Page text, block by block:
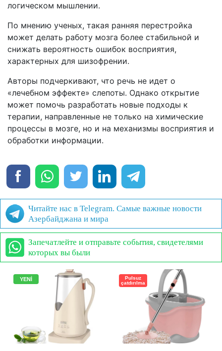
логическом мышлении.
По мнению ученых, такая ранняя перестройка
может делать работу мозга более стабильной и
снижать вероятность ошибок восприятия,
характерных для шизофрении.
Авторы подчеркивают, что речь не идет о
«лечебном эффекте» слепоты. Однако открытие
может помочь разработать новые подходы к
терапии, направленные не только на химические
процессы в мозге, но и на механизмы восприятия и
обработки информации.
Читайте нас в Telegram. Самые важные новости
Азербайджана и мира
Запечатлейте и отправьте события, свидетелями
которых вы были